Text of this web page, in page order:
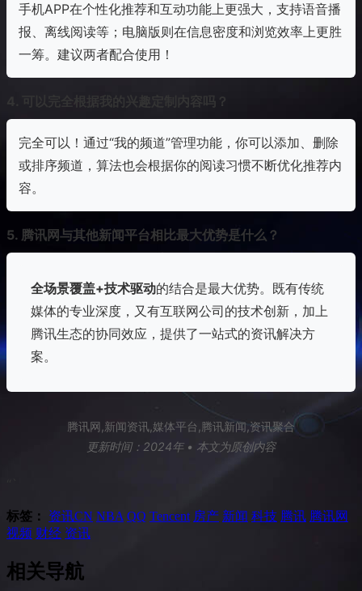
手机APP在个性化推荐和互动功能上更强大，支持语音播
报、离线阅读等；电脑版则在信息密度和浏览效率上更胜
一筹。建议两者配合使用！
4. 可以完全根据我的兴趣定制内容吗？
完全可以！通过“我的频道”管理功能，你可以添加、删除
或排序频道，算法也会根据你的阅读习惯不断优化推荐内
容。
5. 腾讯网与其他新闻平台相比最大优势是什么？
全场景覆盖+技术驱动的结合是最大优势。既有传统
媒体的专业深度，又有互联网公司的技术创新，加上
腾讯生态的协同效应，提供了一站式的资讯解决方
案。
腾讯网,新闻资讯,媒体平台,腾讯新闻,资讯聚合
更新时间：2024年 • 本文为原创内容
标签： 资讯CN NBA QQ Tencent 房产 新闻 科技 腾讯 腾讯网
视频 财经 资讯
相关导航